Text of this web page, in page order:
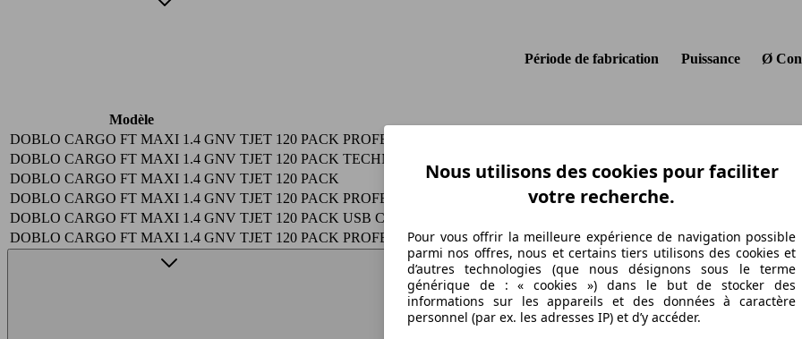
Modèle
Période de fabrication Puissance Ø
DOBLO CARGO FT MAXI 1.4 GNV TJET 120 PACK PROFESSIONAL NAV
7.4 l/
DOBLO CARGO FT MAXI 1.4 GNV TJET 120 PACK TECHNO
7.4 l/
DOBLO CARGO FT MAXI 1.4 GNV TJET 120 PACK
2015/01 - 2019/12 88 KW (120 PS) 7.4 l/
DOBLO CARGO FT MAXI 1.4 GNV TJET 120 PACK PROFESSIONAL
2015/01 - 2019/02 88 KW (120 PS)
7.4 l/
DOBLO CARGO FT MAXI 1.4 GNV TJET 120 PACK USB CLIM
7.4 l/
DOBLO CARGO FT MAXI 1.4 GNV TJET 120 PACK PROFESSIONAL TRIO NAV 2015/01 - 2019/02 88 KW (120 PS) 7.4 l/
Nous utilisons des cookies pour faciliter
votre recherche.
Pour vous offrir la meilleure expérience de navigation possible
parmi nos offres, nous et certains tiers utilisons des cookies et
d’autres technologies (que nous désignons sous le terme
générique de : « cookies ») dans le but de stocker des
informations sur les appareils et des données à caractère
personnel (par ex. les adresses IP) et d’y accéder.